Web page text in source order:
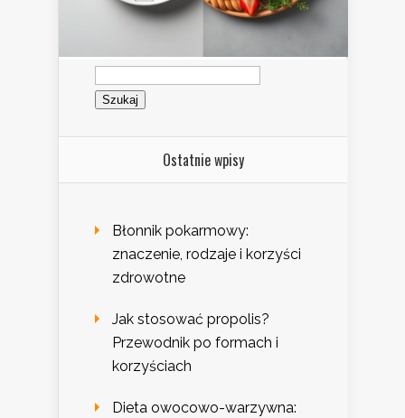
Szukaj:
Ostatnie wpisy
Błonnik pokarmowy:
znaczenie, rodzaje i korzyści
zdrowotne
Jak stosować propolis?
Przewodnik po formach i
korzyściach
Dieta owocowo-warzywna: